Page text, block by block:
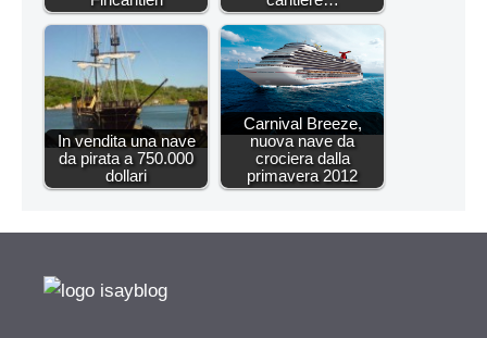
In vendita una nave
da pirata a 750.000
dollari
Carnival Breeze,
nuova nave da
crociera dalla
primavera 2012